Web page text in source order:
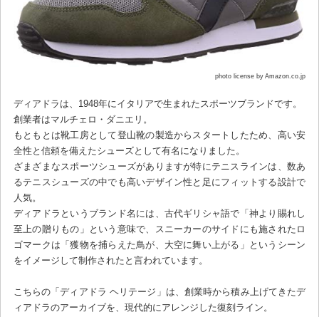
photo license by Amazon.co.jp
ディアドラは、1948年にイタリアで生まれたスポーツブランドです。
創業者はマルチェロ・ダニエリ。
もともとは靴工房として登山靴の製造からスタートしたため、高い安
全性と信頼を備えたシューズとして有名になりました。
ざまざまなスポーツシューズがありますが特にテニスラインは、数あ
るテニスシューズの中でも高いデザイン性と足にフィットする設計で
人気。
ディアドラというブランド名には、古代ギリシャ語で「神より賜れし
至上の贈りもの」という意味で、スニーカーのサイドにも施されたロ
ゴマークは「獲物を捕らえた鳥が、大空に舞い上がる」というシーン
をイメージして制作されたと言われています。
こちらの「ディアドラ ヘリテージ」は、創業時から積み上げてきたデ
ィアドラのアーカイブを、現代的にアレンジした復刻ライン。